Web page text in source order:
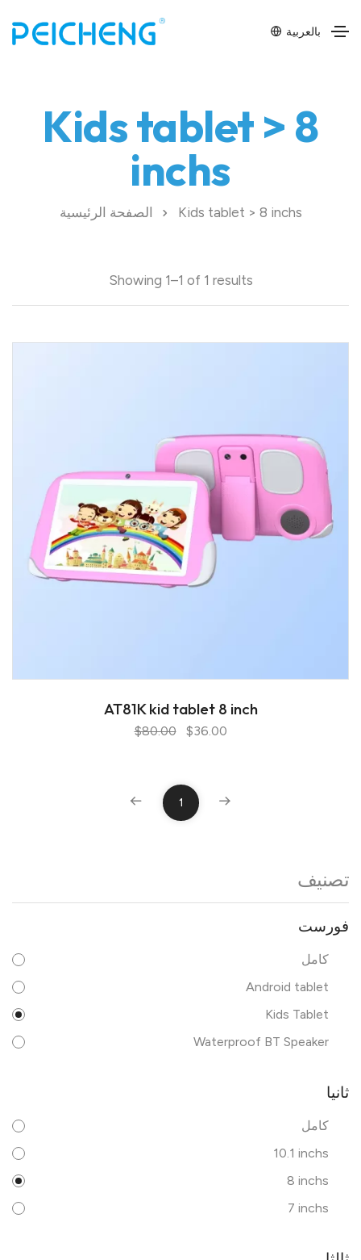
بالعربية
Kids tablet > 8
inchs
الصفحة الرئيسية Kids tablet > 8 inchs
Showing 1–1 of 1 results
AT81K kid tablet 8 inch
$80.00 $36.00
1
تصنيف
فورست
كامل
Android tablet
Kids Tablet
Waterproof BT Speaker
ثانيا
كامل
10.1 inchs
8 inchs
7 inchs